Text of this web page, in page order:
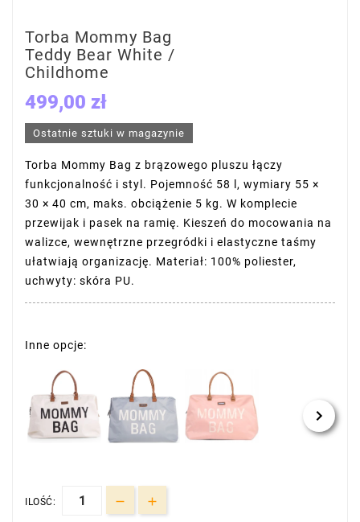
Torba Mommy Bag
Teddy Bear White /
Childhome
499,00 zł
Ostatnie sztuki w magazynie
Torba Mommy Bag z brązowego pluszu łączy
funkcjonalność i styl. Pojemność 58 l, wymiary 55 ×
30 × 40 cm, maks. obciążenie 5 kg. W komplecie
przewijak i pasek na ramię. Kieszeń do mocowania na
walizce, wewnętrzne przegródki i elastyczne taśmy
ułatwiają organizację. Materiał: 100% poliester,
uchwyty: skóra PU.
Inne opcje:
ILOŚĆ: